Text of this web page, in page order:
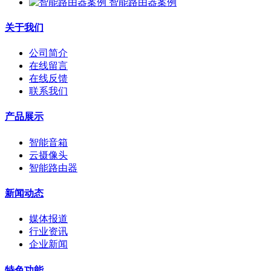
关于我们
公司简介
在线留言
在线反馈
联系我们
产品展示
智能音箱
云摄像头
智能路由器
新闻动态
媒体报道
行业资讯
企业新闻